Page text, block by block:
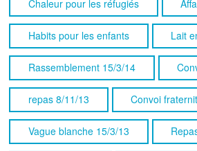
Chaleur pour les réfugiés
Habits pour les enfants Lait
Rassemblement 15/3/14
repas 8/11/13 Convoi
Vague blanche 15/3/13